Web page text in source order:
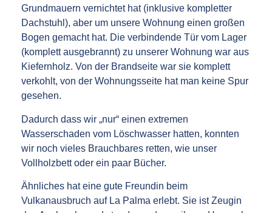
Grundmauern vernichtet hat (inklusive kompletter
Dachstuhl), aber um unsere Wohnung einen großen
Bogen gemacht hat. Die verbindende Tür vom Lager
(komplett ausgebrannt) zu unserer Wohnung war aus
Kiefernholz. Von der Brandseite war sie komplett
verkohlt, von der Wohnungsseite hat man keine Spur
gesehen.
Dadurch dass wir „nur“ einen extremen
Wasserschaden vom Löschwasser hatten, konnten
wir noch vieles Brauchbares retten, wie unser
Vollholzbett oder ein paar Bücher.
Ähnliches hat eine gute Freundin beim
Vulkanausbruch auf La Palma erlebt. Sie ist Zeugin